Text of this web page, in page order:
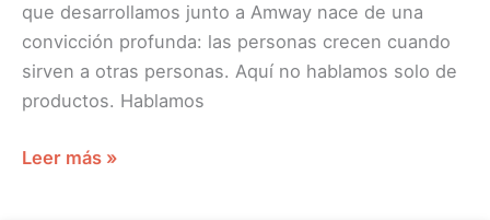
que desarrollamos junto a Amway nace de una
convicción profunda: las personas crecen cuando
sirven a otras personas. Aquí no hablamos solo de
productos. Hablamos
Leer más »